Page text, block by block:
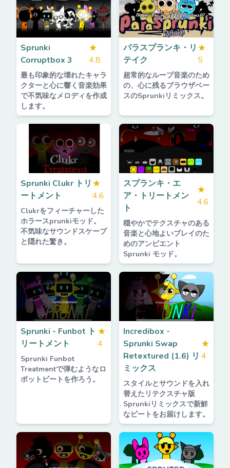
Sprunki
Corruptbox 3
★
4.8
最も印象的な壊れたキャラ
クターと心に響く音楽効果
で不気味なメロディを作成
します。
パラスプランキ・リ
テイク
★
5
超常的なループ音楽のため
の、心に残るブラウザベー
スのSprunkiリミックス。
Sprunki Clukr トリ
ートメント
★
4.6
Clukrをフィーチャーした
ホラースprunkiモッド。
不気味なサウンドスケープ
と隠れた驚き。
スプランキ・エ
ア・トリートメン
ト
★
4.6
穏やかでテクスチャのある
音楽と心地よいプレイのた
めのアンビエント
Sprunki モッド。
Sprunki - Funbot ト
リートメント
★
4
Sprunki Funbot
Treatmentで弾むようなロ
ボットビートを作ろう。
Incredibox -
Sprunki Swap
Retextured (1.6) リ
ミックス
★
4
スタイルとサウンドを入れ
替えたリテクスチャ版
Sprunkiリミックスで新鮮
なビートをお届けします。